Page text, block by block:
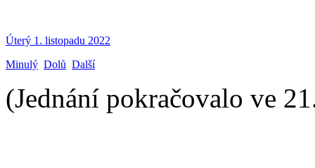
Úterý 1. listopadu 2022
Minulý Dolů Další
(Jednání pokračovalo ve